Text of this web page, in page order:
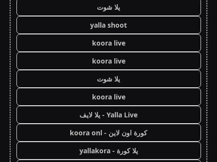
يلا شوت
yalla shoot
koora live
koora live
يلا شوت
koora live
Yalla Live - يلا لايف
كورة اون لاين - koora onl
يلا كورة - yallakora